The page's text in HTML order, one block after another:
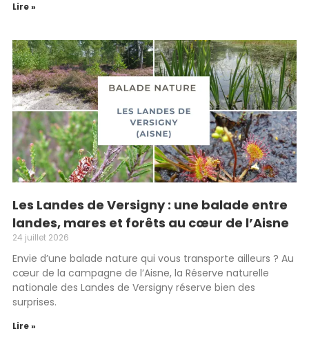
Lire »
Les Landes de Versigny : une balade entre
landes, mares et forêts au cœur de l’Aisne
24 juillet 2026
Envie d’une balade nature qui vous transporte ailleurs ? Au
cœur de la campagne de l’Aisne, la Réserve naturelle
nationale des Landes de Versigny réserve bien des
surprises.
Lire »